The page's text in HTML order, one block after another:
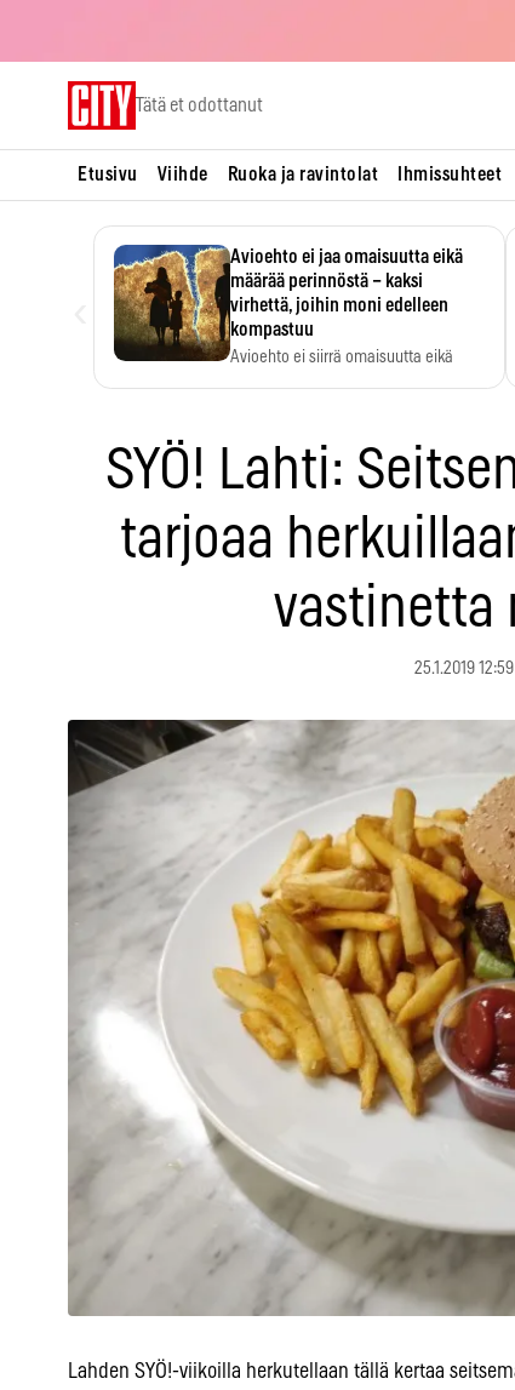
Tätä et odottanut
Etusivu Viihde Ruoka ja ravintolat Ihmissuhteet
Avioehto ei jaa omaisuutta eikä
määrää perinnöstä – kaksi
virhettä, joihin moni edelleen
kompastuu
Avioehto ei siirrä omaisuutta eikä
SYÖ! Lahti:
tarjoaa
vastinetta
25.1.2019 12:59
Lahden SYÖ!-viikoilla herkutellaan tällä kertaa